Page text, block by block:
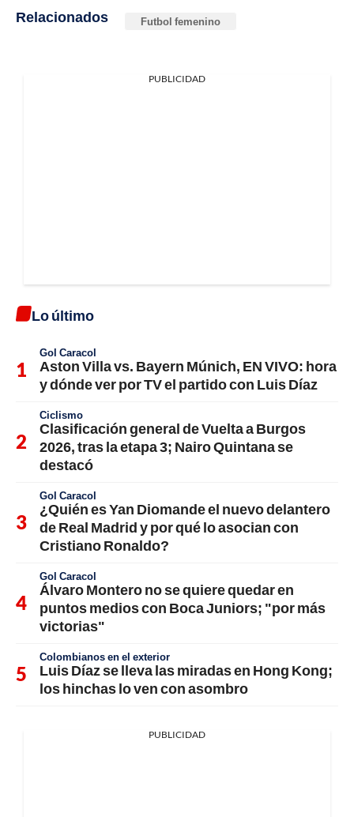
Relacionados Futbol femenino
PUBLICIDAD
Lo último
Gol Caracol
Aston Villa vs. Bayern Múnich, EN VIVO: hora
y dónde ver por TV el partido con Luis Díaz
Ciclismo
Clasificación general de Vuelta a Burgos
2026, tras la etapa 3; Nairo Quintana se
destacó
Gol Caracol
¿Quién es Yan Diomande el nuevo delantero
de Real Madrid y por qué lo asocian con
Cristiano Ronaldo?
Gol Caracol
Álvaro Montero no se quiere quedar en
puntos medios con Boca Juniors; "por más
victorias"
Colombianos en el exterior
Luis Díaz se lleva las miradas en Hong Kong;
los hinchas lo ven con asombro
PUBLICIDAD